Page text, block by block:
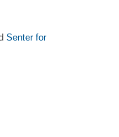
Senter for